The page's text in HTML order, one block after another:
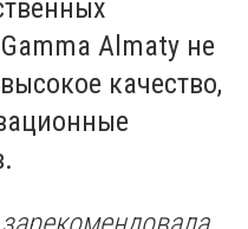
Almaty не
качество,